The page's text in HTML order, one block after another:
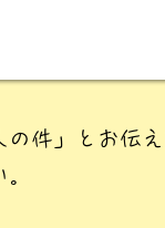
件」とお伝え